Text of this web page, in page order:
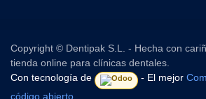
Copyright © Dentipak S.L. - Hecha con
tienda online para clínicas dentales.
Con tecnología de
- El mejor
código abierto